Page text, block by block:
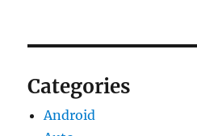
Categories
Android